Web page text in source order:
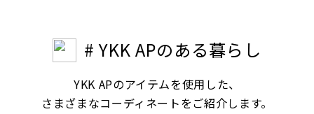
# YKK APのある暮らし
YKK APのアイテムを使用した、
さまざまなコーディネートをご紹介します。